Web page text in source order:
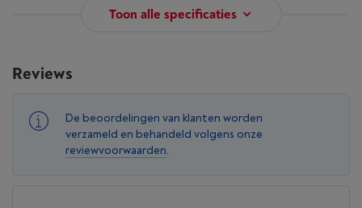
Toon alle specificaties
Reviews
De beoordelingen van klanten worden
verzameld en behandeld volgens onze
reviewvoorwaarden.